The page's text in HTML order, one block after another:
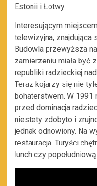
Estonii i Łotwy.
Interesującym
telewizyjna, znajdująca
Budowla przewyższa
zamierzeniu miała być
republiki radzieckiej
Teraz kojarzy się nie
bohaterstwem. W
przed dominacja
niestety zdobyto i
jednak odnowiony. Na
restauracja. Turyści
lunch czy